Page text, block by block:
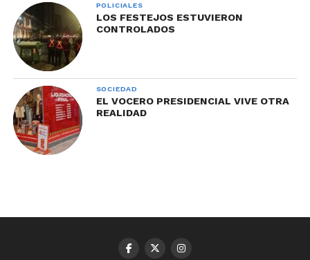
POLICIALES
LOS FESTEJOS ESTUVIERON
CONTROLADOS
SOCIEDAD
EL VOCERO PRESIDENCIAL VIVE OTRA
REALIDAD